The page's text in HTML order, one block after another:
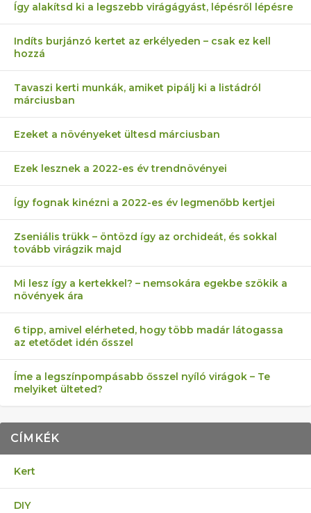
Így alakítsd ki a legszebb virágágyást, lépésről lépésre
Indíts burjánzó kertet az erkélyeden – csak ez kell
hozzá
Tavaszi kerti munkák, amiket pipálj ki a listádról
márciusban
Ezeket a növényeket ültesd márciusban
Ezek lesznek a 2022-es év trendnövényei
Így fognak kinézni a 2022-es év legmenőbb kertjei
Zseniális trükk – öntözd így az orchideát, és sokkal
tovább virágzik majd
Mi lesz így a kertekkel? – nemsokára egekbe szökik a
növények ára
6 tipp, amivel elérheted, hogy több madár látogassa
az etetődet idén ősszel
Íme a legszínpompásabb ősszel nyíló virágok – Te
melyiket ülteted?
CÍMKÉK
Kert
DIY